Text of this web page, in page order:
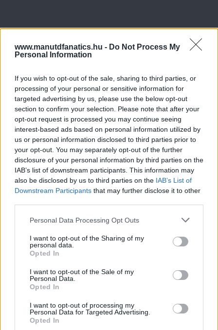
www.manutdfanatics.hu - Do Not Process My
Personal Information
If you wish to opt-out of the sale, sharing to third parties, or
processing of your personal or sensitive information for
targeted advertising by us, please use the below opt-out
section to confirm your selection. Please note that after your
opt-out request is processed you may continue seeing
interest-based ads based on personal information utilized by
us or personal information disclosed to third parties prior to
your opt-out. You may separately opt-out of the further
disclosure of your personal information by third parties on the
IAB’s list of downstream participants. This information may
also be disclosed by us to third parties on the IAB’s List of
Downstream Participants that may further disclose it to other
Please note that this website/app uses one or more Google
not limited to your visit or usage behaviour. You may click to
grant or deny consent to Google and its third-party tags to
use your data for below specified purposes in below Google
consent section.
Personal Data Processing Opt Outs
I want to opt-out of the Sharing of my
personal data.
Opted In
I want to opt-out of the Sale of my
Personal Data.
Opted In
I want to opt-out of processing my
Personal Data for Targeted Advertising.
Opted In
Meccs Center
Paris Saint-Germainvs
Manchester United
Felkészülési szezon 4. mérkőzés
2026-08-08 17:00
Leeds UnitedvsManchester United